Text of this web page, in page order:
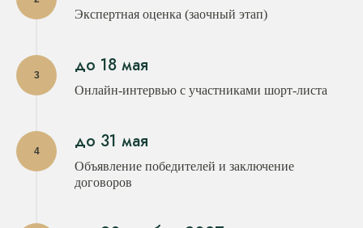
Экспертная оценка (заочный этап)
до 18 мая
Онлайн-интервью с участниками шорт-листа
до 31 мая
Объявление победителей и заключение
договоров